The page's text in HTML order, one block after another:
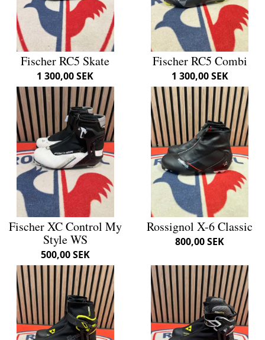
Fischer RC5 Skate
1 300,00 SEK
Fischer RC5 Combi
1 300,00 SEK
Fischer XC Control My
Style WS
500,00 SEK
Rossignol X-6 Classic
800,00 SEK